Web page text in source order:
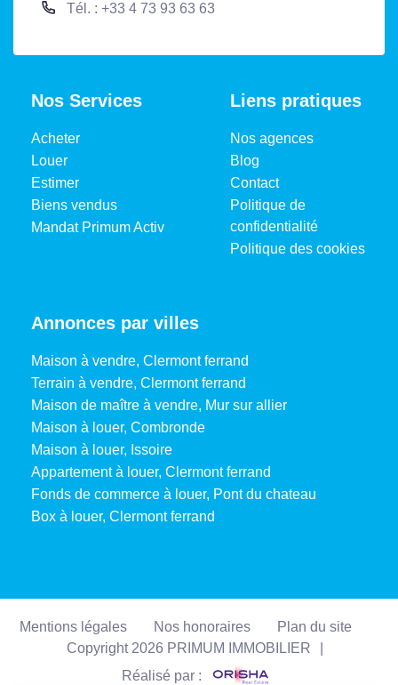
Tél. : +33 4 73 93 63 63
Nos Services
Acheter
Louer
Estimer
Biens vendus
Mandat Primum Activ
Liens pratiques
Nos agences
Blog
Contact
Politique de
confidentialité
Politique des cookies
Annonces par villes
Maison à vendre, Clermont ferrand
Terrain à vendre, Clermont ferrand
Maison de maître à vendre, Mur sur allier
Maison à louer, Combronde
Maison à louer, Issoire
Appartement à louer, Clermont ferrand
Fonds de commerce à louer, Pont du chateau
Box à louer, Clermont ferrand
Mentions légales Nos honoraires
Plan du site
Copyright 2026 PRIMUM IMMOBILIER
Réalisé par :